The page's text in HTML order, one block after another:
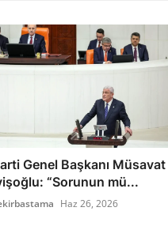
Genel Başkanı Müsavat
“Sorunun mü...
Haz 26, 2026